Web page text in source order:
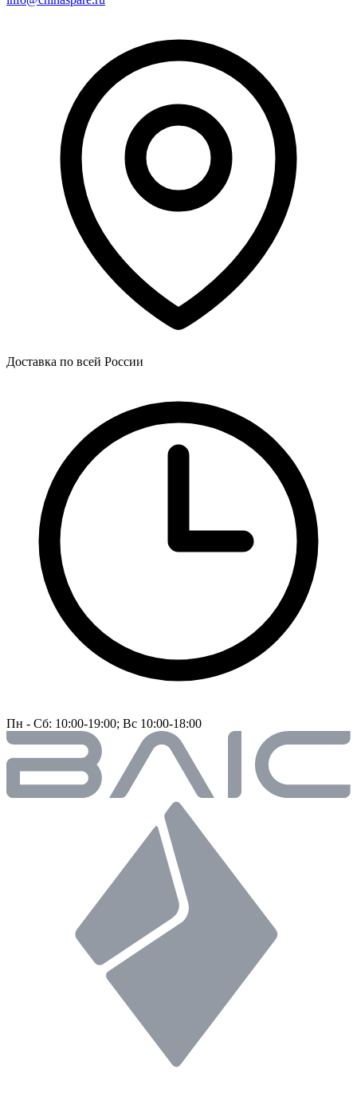
Доставка по всей России
Пн - Сб: 10:00-19:00; Вс 10:00-18:00